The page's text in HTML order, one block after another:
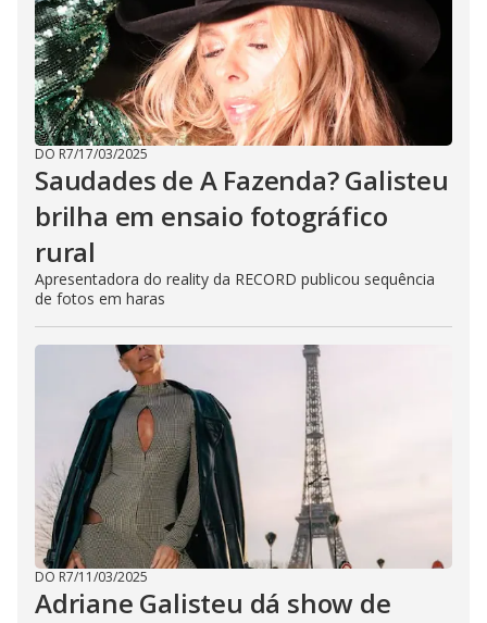
DO R7/17/03/2025
Saudades de A Fazenda? Galisteu
brilha em ensaio fotográfico
rural
Apresentadora do reality da RECORD publicou sequência
de fotos em haras
DO R7/11/03/2025
Adriane Galisteu dá show de